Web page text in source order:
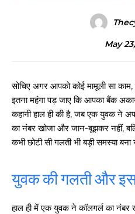
May
सोचिए अगर आपको कोई मामूली सा
इतना महंगा पड़ जाए कि आपका बैंक
कहानी हाल ही की है, जब एक युवक ने
का नंबर खोजा और जान-बूझकर नहीं,
कभी छोटी सी गलती भी बड़ी समस्या
युवक की गलती और
हाल ही में एक युवक ने कॉलगर्ल का नंबर